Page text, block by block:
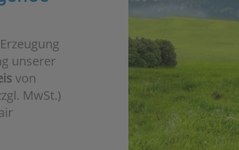
unserer
von
MwSt.)